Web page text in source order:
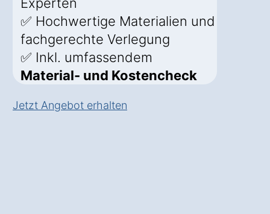
Experten
✅ Hochwertige Materialien und
fachgerechte Verlegung
✅ Inkl. umfassendem
Material- und Kostencheck
Jetzt Angebot erhalten